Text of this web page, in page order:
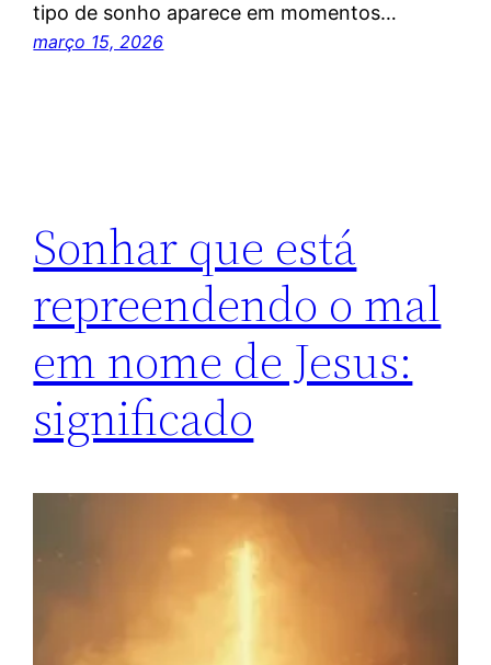
tipo de sonho aparece em momentos…
março 15, 2026
Sonhar que está
repreendendo o mal
em nome de Jesus:
significado